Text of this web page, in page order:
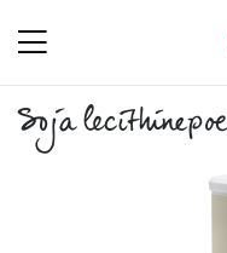
Soja